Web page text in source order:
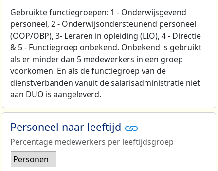
Gebruikte functiegroepen: 1 - Onderwijsgevend
personeel, 2 - Onderwijsondersteunend personeel
(OOP/OBP), 3- Leraren in opleiding (LIO), 4 - Directie
& 5 - Functiegroep onbekend. Onbekend is gebruikt
als er minder dan 5 medewerkers in een groep
voorkomen. En als de functiegroep van de
dienstverbanden vanuit de salarisadministratie niet
aan DUO is aangeleverd.
Personeel naar leeftijd
Percentage medewerkers per leeftijdsgroep
Personen